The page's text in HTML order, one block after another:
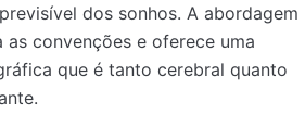
dos sonhos. A abordagem
convenções e oferece uma
que é tanto cerebral quanto